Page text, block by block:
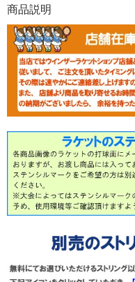
商品説明